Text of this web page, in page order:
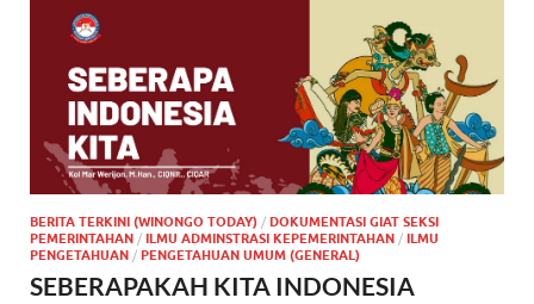
BERITA TERKINI (WINONGO TODAY) / DOKUMENTASI GIAT SEKSI
PEMERINTAHAN / ILMU ADMINSTRASI KEPEMERINTAHAN / ILMU
PENGETAHUAN / PENGETAHUAN UMUM (GENERAL)
SEBERAPAKAH KITA INDONESIA